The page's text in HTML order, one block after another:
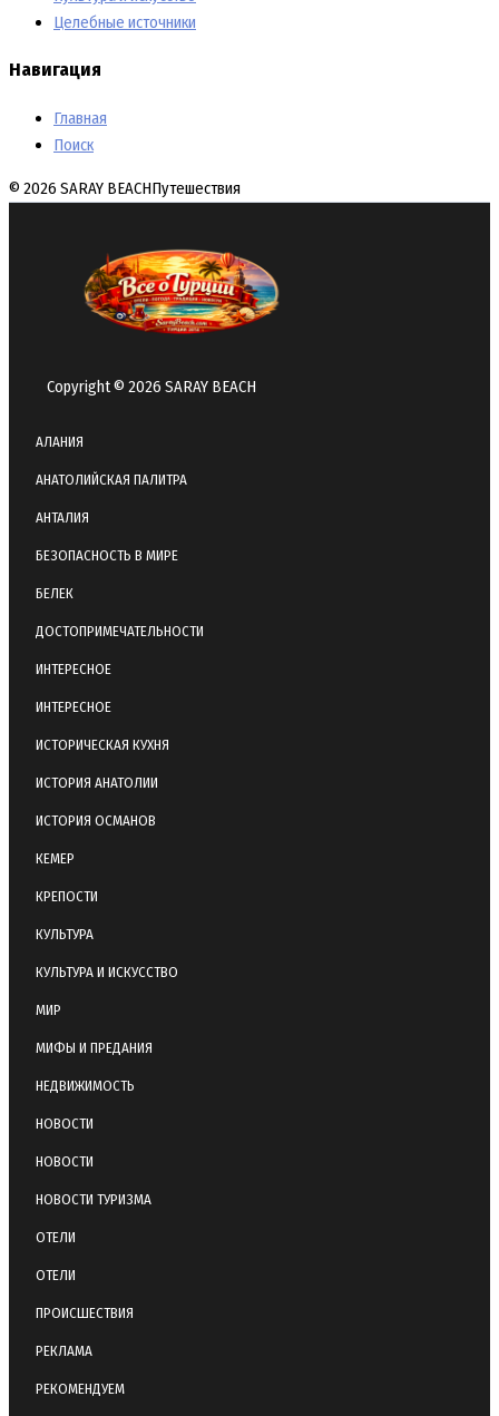
Целебные источники
Навигация
Главная
Поиск
© 2026 SARAY BEACHПутешествия
Copyright © 2026 SARAY BEACH
АЛАНИЯ
АНАТОЛИЙСКАЯ ПАЛИТРА
АНТАЛИЯ
БЕЗОПАСНОСТЬ В МИРЕ
БЕЛЕК
ДОСТОПРИМЕЧАТЕЛЬНОСТИ
ИНТЕРЕСНОЕ
ИНТЕРЕСНОЕ
ИСТОРИЧЕСКАЯ КУХНЯ
ИСТОРИЯ АНАТОЛИИ
ИСТОРИЯ ОСМАНОВ
КЕМЕР
КРЕПОСТИ
КУЛЬТУРА
КУЛЬТУРА И ИСКУССТВО
МИР
МИФЫ И ПРЕДАНИЯ
НЕДВИЖИМОСТЬ
НОВОСТИ
НОВОСТИ
НОВОСТИ ТУРИЗМА
ОТЕЛИ
ОТЕЛИ
ПРОИСШЕСТВИЯ
РЕКЛАМА
РЕКОМЕНДУЕМ